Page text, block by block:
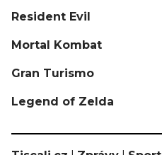
Resident Evil
Mortal Kombat
Gran Turismo
Legend of Zelda